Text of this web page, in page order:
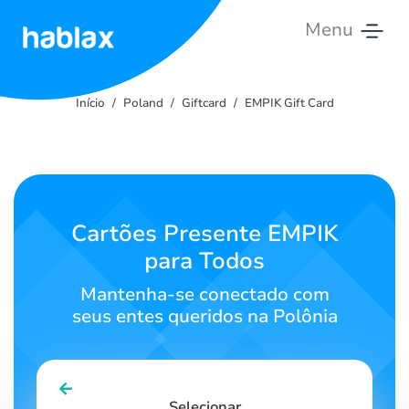
Menu
Contato
Português
Início Poland Giftcard EMPIK Gift Card
Cartões Presente EMPIK
para Todos
Mantenha-se conectado com
seus entes queridos na Polônia